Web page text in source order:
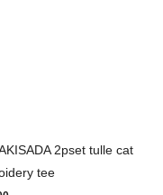
2pset tulle cat
tee